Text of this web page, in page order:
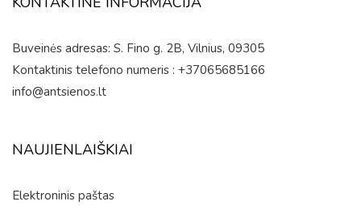
Buveinės adresas: S. Fino g. 2B, Vilnius, 09305
Kontaktinis telefono numeris : +37065685166
info@antsienos.lt
NAUJIENLAIŠKIAI
Elektroninis paštas